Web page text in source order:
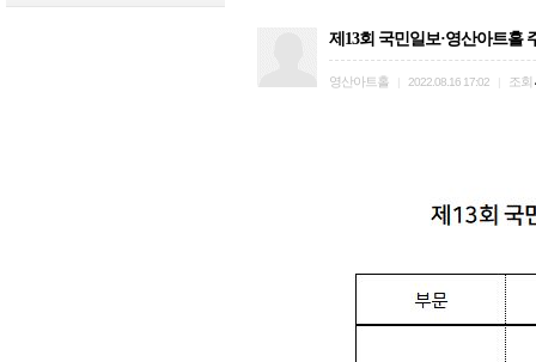
제13회 국민일보·영산아트홀
영산아트홀 2022.08.16 17:02 조회